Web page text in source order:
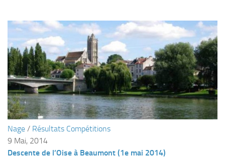
Sorties 2025
Sorties 2024
Sorties 2023
Sorties 2022
Sorties 2021
Sorties 2020
Sorties 2018
Nage / Résultats Compétitions
9 Mai, 2014
Descente de l’Oise à Beaumont (1e mai 2014)